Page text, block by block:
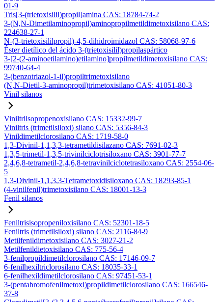
01-9
Tris[3-(trietoxisilil)propil]amina CAS: 18784-74-2
3-(N,N-Dimetilaminopropil)aminopropilmetildimetoxisilano CAS:
224638-27-1
N-(3-trietoxisililpropil)-4,5-dihidroimidazol CAS: 58068-97-6
Éster dietílico del ácido 3-(trietoxisilil)propilaspártico
3-[2-(2-aminoetilamino)etilamino]propilmetildimetoxisilano CAS:
99740-64-4
3-(benzotriazol-1-il)propiltrimetoxisilano
(N,N-Dietil-3-aminopropil)trimetoxisilano CAS: 41051-80-3
Vinil silanos
Viniltriisopropenoxisilano CAS: 15332-99-7
Viniltris (trimetilsiloxi) silano CAS: 5356-84-3
Vinildimetilclorosilano CAS: 1719-58-0
1,3-Divinil-1,1,3,3-tetrametildisilazano CAS: 7691-02-3
1,3,5-trimetil-1,3,5-trivinilciclotrisiloxano CAS: 3901-77-7
2,4,6,8-tetrametil-2,4,6,8-tetravinilciclotetrasiloxano CAS: 2554-06-
5
1,3-Divinil-1,1,3,3-Tetrametoxidisiloxano CAS: 18293-85-1
(4-vinilfenil)trimetoxisilano CAS: 18001-13-3
Fenil silanos
Feniltrisisopropeniloxisilano CAS: 52301-18-5
Feniltris (trimetilsiloxi) silano CAS: 2116-84-9
Metilfenildimetoxisilano CAS: 3027-21-2
Metilfenildietoxisilano CAS: 775-56-4
3-fenilpropildimetilclorosilano CAS: 17146-09-7
6-fenilhexiltriclorosilano CAS: 18035-33-1
6-fenilhexildimetilclorosilano CAS: 97451-53-1
3-(pentabromofenilmetoxi)propildimetilclorosilano CAS: 166546-
37-8